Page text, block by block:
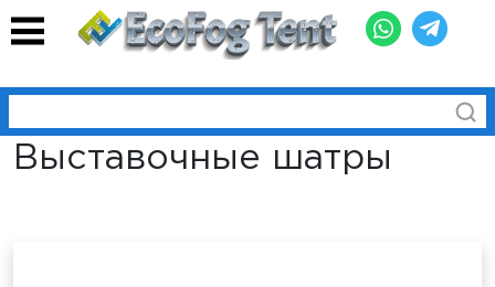
Выставочные шатры